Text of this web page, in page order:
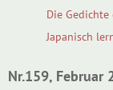
Die
Japanisch
Nr.159, Februar